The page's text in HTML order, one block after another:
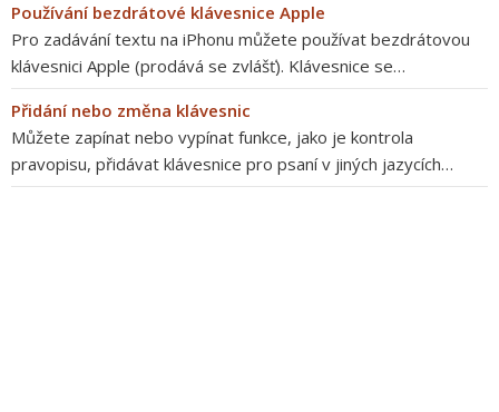
Používání bezdrátové klávesnice Apple
Pro zadávání textu na iPhonu můžete používat bezdrátovou
klávesnici Apple (prodává se zvlášť). Klávesnice se…
Přidání nebo změna klávesnic
Můžete zapínat nebo vypínat funkce, jako je kontrola
pravopisu, přidávat klávesnice pro psaní v jiných jazycích…